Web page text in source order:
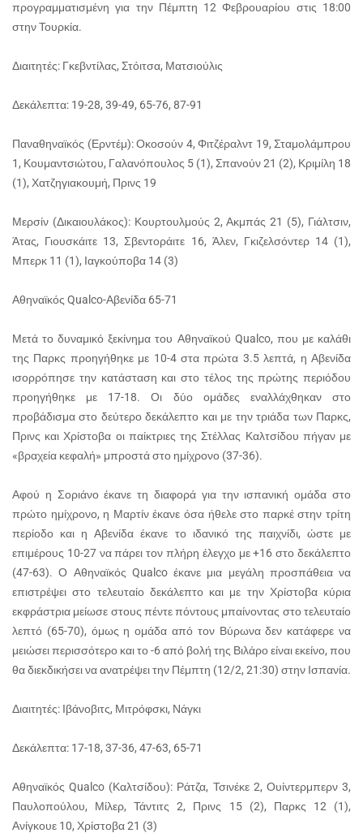
προγραμματισμένη για την Πέμπτη 12 Φεβρουαρίου στις 18:00
στην Τουρκία.
Διαιτητές: Γκεβντίλας, Στόιτσα, Ματσιούλις
Δεκάλεπτα: 19-28, 39-49, 65-76, 87-91
Παναθηναϊκός (Ερντέμ): Οκοσούν 4, Φιτζέραλντ 19, Σταμολάμπρου
1, Κουμαντσιώτου, Γαλανόπουλος 5 (1), Σπανούν 21 (2), Κριμίλη 18
(1), Χατζηγιακουμή, Πρινς 19
Μερσίν (Δικαιουλάκος): Κουρτουλμούς 2, Ακμπάς 21 (5), Γιάλτσιν,
Άτας, Γιουσκάιτε 13, Σβεντοράιτε 16, Άλεν, Γκιζελσόντερ 14 (1),
Μπερκ 11 (1), Ιαγκούποβα 14 (3)
Αθηναϊκός Qualco-Αβενίδα 65-71
Μετά το δυναμικό ξεκίνημα του Αθηναϊκού Qualco, που με καλάθι
της Παρκς προηγήθηκε με 10-4 στα πρώτα 3.5 λεπτά, η Αβενίδα
ισορρόπησε την κατάσταση και στο τέλος της πρώτης περιόδου
προηγήθηκε με 17-18. Οι δύο ομάδες εναλλάχθηκαν στο
προβάδισμα στο δεύτερο δεκάλεπτο και με την τριάδα των Παρκς,
Πρινς και Χρίστοβα οι παίκτριες της Στέλλας Καλτσίδου πήγαν με
«βραχεία κεφαλή» μπροστά στο ημίχρονο (37-36).
Αφού η Σοριάνο έκανε τη διαφορά για την ισπανική ομάδα στο
πρώτο ημίχρονο, η Μαρτίν έκανε όσα ήθελε στο παρκέ στην τρίτη
περίοδο και η Αβενίδα έκανε το ιδανικό της παιχνίδι, ώστε με
επιμέρους 10-27 να πάρει τον πλήρη έλεγχο με +16 στο δεκάλεπτο
(47-63). Ο Αθηναϊκός Qualco έκανε μια μεγάλη προσπάθεια να
επιστρέψει στο τελευταίο δεκάλεπτο και με την Χρίστοβα κύρια
εκφράστρια μείωσε στους πέντε πόντους μπαίνοντας στο τελευταίο
λεπτό (65-70), όμως η ομάδα από τον Βύρωνα δεν κατάφερε να
μειώσει περισσότερο και το -6 από βολή της Βιλάρο είναι εκείνο, που
θα διεκδικήσει να ανατρέψει την Πέμπτη (12/2, 21:30) στην Ισπανία.
Διαιτητές: Ιβάνοβιτς, Μιτρόφσκι, Νάγκι
Δεκάλεπτα: 17-18, 37-36, 47-63, 65-71
Αθηναϊκός Qualco (Καλτσίδου): Ράτζα, Τσινέκε 2, Ουίντερμπερν 3,
Παυλοπούλου, Μίλερ, Τάντιτς 2, Πρινς 15 (2), Παρκς 12 (1),
Ανίγκουε 10, Χρίστοβα 21 (3)